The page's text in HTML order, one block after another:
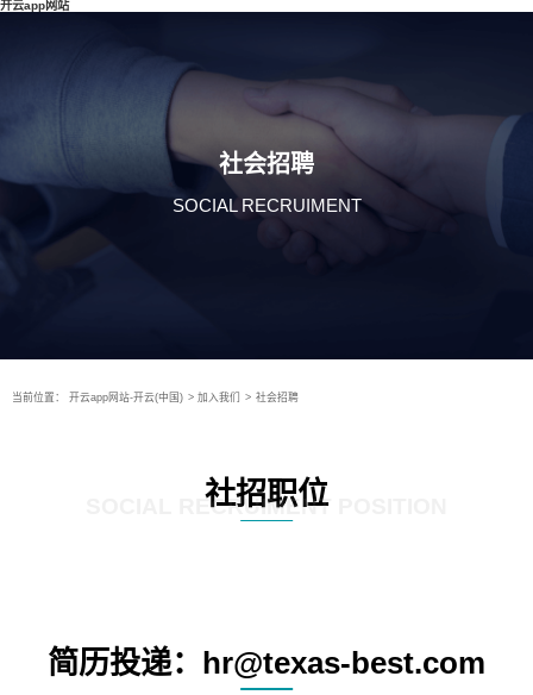
开云app网站
社会招聘
SOCIAL RECRUIMENT
当前位置： 开云app网站-开云(中国) > 加入我们 > 社会招聘
社招职位
SOCIAL RECRUIMENT POSITION
简历投递：hr@texas-best.com